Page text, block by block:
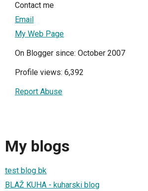
Contact me
Email
My Web Page
On Blogger since: October 2007
Profile views: 6,392
Report Abuse
My blogs
test blog bk
BLAŽ KUHA - kuharski blog